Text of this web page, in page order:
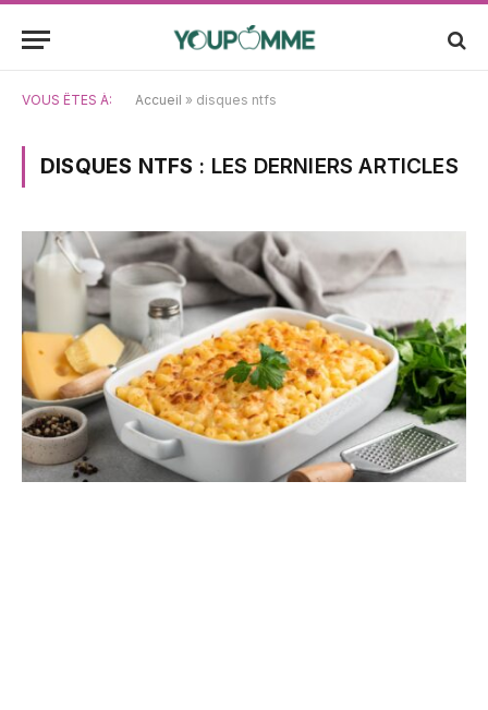
VOUS ÊTES À: Accueil » disques ntfs
DISQUES NTFS : LES DERNIERS ARTICLES